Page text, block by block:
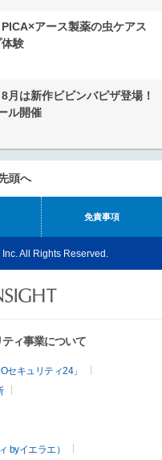
アース製薬の虫ケアス
験
月は新作ビビンバピザ登場！
ル開催
頭へ
免責事項
All Rights Reserved.
ィ事業について
セキュリティ24」
byイエラエ）